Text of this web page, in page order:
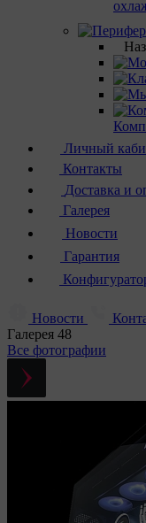
Личный
Контакты
Доставка и
Галерея
Новости
Гарантия
Новости
Галерея 48
Все фотографии